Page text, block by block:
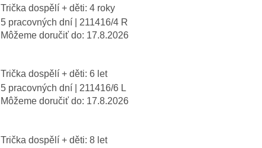
Trička dospělí + děti: 4 roky
5 pracovných dní
| 211416/4 R
Môžeme doručiť do: 17.8.2026
Trička dospělí + děti: 6 let
5 pracovných dní
| 211416/6 L
Môžeme doručiť do: 17.8.2026
Trička dospělí + děti: 8 let